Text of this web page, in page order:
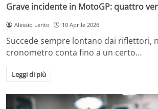
Grave incidente in MotoGP: quattro
Alessio Lento 10 Aprile 2026
Succede sempre lontano dai riflettori,
cronometro conta fino a un certo…
Leggi di più